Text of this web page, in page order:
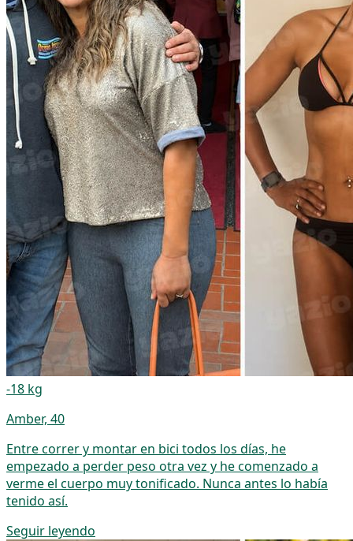
-18 kg
Amber, 40
Entre correr y montar en bici todos los días, he
empezado a perder peso otra vez y he comenzado a
verme el cuerpo muy tonificado. Nunca antes lo había
tenido así.
Seguir leyendo